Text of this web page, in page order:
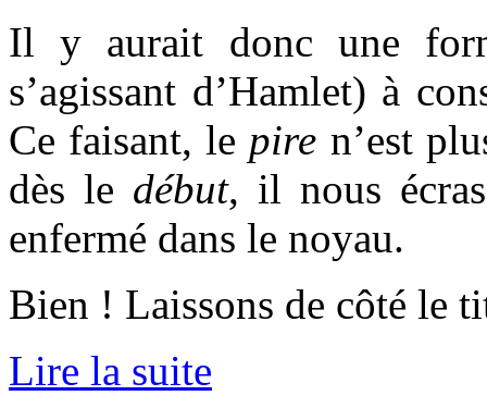
Il y aurait donc une
s’agissant d’Hamlet) à
Ce faisant, le pire n’est
dès le début, il nous
enfermé dans le noyau.
Bien ! Laissons de côté le
Lire la suite